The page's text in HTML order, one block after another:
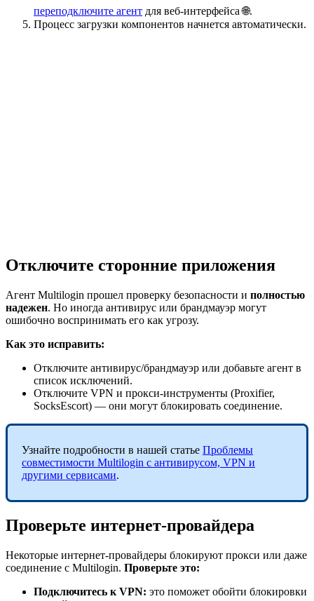
переподключите агент для веб-интерфейса 🌐.
Процесс загрузки компонентов начнется автоматически.
Отключите сторонние приложения
Агент Multilogin прошел проверку безопасности и полностью
надежен. Но иногда антивирус или брандмауэр могут
ошибочно воспринимать его как угрозу.
Как это исправить:
Отключите антивирус/брандмауэр или добавьте агент в
список исключений.
Отключите VPN и прокси-инструменты (Proxifier,
SocksEscort) — они могут блокировать соединение.
Узнайте подробности в нашей статье Проблемы
совместимости Multilogin с антивирусом, VPN и
другими сервисами.
Проверьте интернет-провайдера
Некоторые интернет-провайдеры блокируют прокси или даже
соединение с Multilogin. Проверьте это:
Подключитесь к VPN: это поможет обойти блокировки